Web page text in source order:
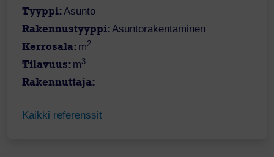
Tyyppi:Asunto
Rakennustyyppi:Asuntorakentaminen
Kerrosala: m2
Tilavuus: m3
Rakennuttaja:
Kaikki referenssit